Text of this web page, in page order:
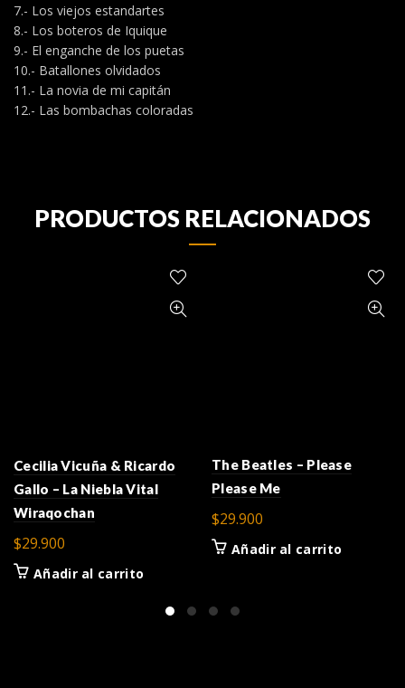
7.- Los viejos estandartes
8.- Los boteros de Iquique
9.- El enganche de los puetas
10.- Batallones olvidados
11.- La novia de mi capitán
12.- Las bombachas coloradas
PRODUCTOS RELACIONADOS
Cecilia Vicuña & Ricardo
Gallo – La Niebla Vital
Wiraqochan
$29.900
Añadir al carrito
The Beatles – Please
Please Me
$29.900
Añadir al carrito